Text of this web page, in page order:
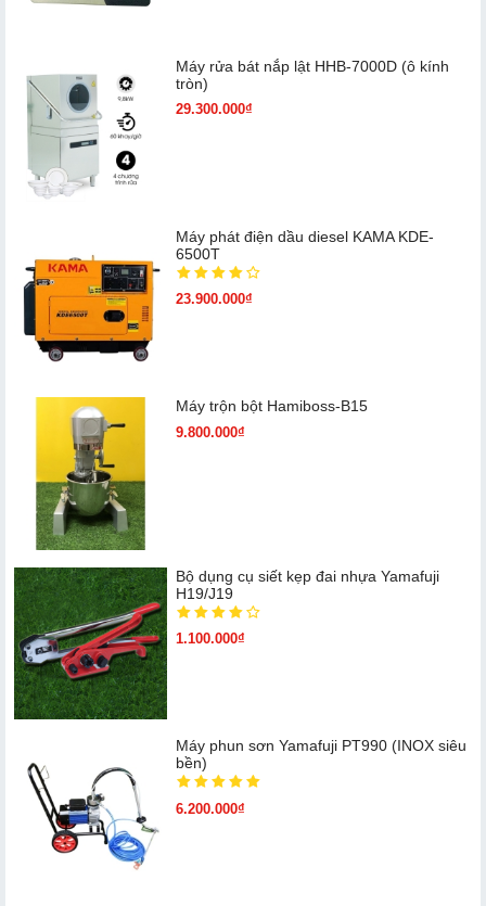
Máy rửa bát nắp lật HHB-7000D (ô kính
tròn)
29.300.000₫
Máy phát điện dầu diesel KAMA KDE-
6500T
23.900.000₫
Máy trộn bột Hamiboss-B15
9.800.000₫
Bộ dụng cụ siết kẹp đai nhựa Yamafuji
H19/J19
1.100.000₫
Máy phun sơn Yamafuji PT990 (INOX siêu
bền)
6.200.000₫